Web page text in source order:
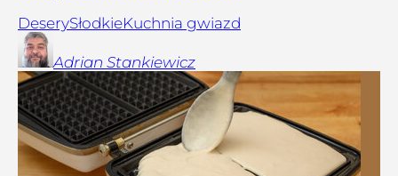
DeserySłodkieKuchnia gwiazd
Adrian Stankiewicz